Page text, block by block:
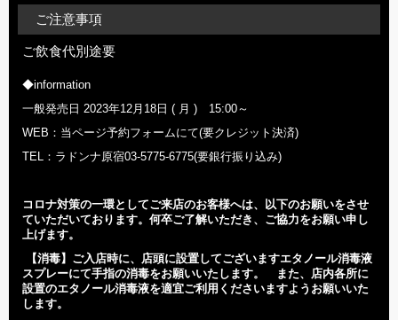
ご注意事項
ご飲食代別途要
◆information
一般発売日 2023年12月18日 ( 月 ) 15:00～
WEB：当ページ予約フォームにて(要クレジット決済)
TEL：ラドンナ原宿03-5775-6775(要銀行振り込み)
コロナ対策の一環としてご来店のお客様へは、以下のお願いをさせ
ていただいております。何卒ご了解いただき、ご協力をお願い申し
上げます。
【消毒】 ご入店時に、店頭に設置してございますエタノール消毒液
スプレーにて手指の消毒をお願いいたします。 また、店内各所に
設置のエタノール消毒液を適宜ご利用くださいますようお願いいた
します。